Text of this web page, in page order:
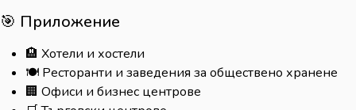
🎯 Приложение
🏨 Хотели и хостели
🍽️ Ресторанти и заведения за обществено хранене
🏢 Офиси и бизнес центрове